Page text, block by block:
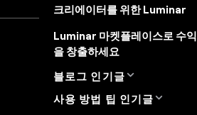
크리에이터를 위한 Luminar
Luminar 마켓플레이스로 수익
을 창출하세요
블로그 인기글
Manual Mode in
사용 방법 팁 인기글